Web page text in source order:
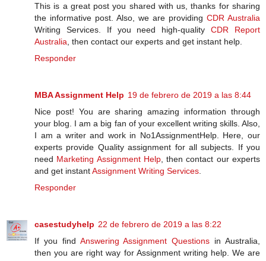
This is a great post you shared with us, thanks for sharing
the informative post. Also, we are providing CDR Australia
Writing Services. If you need high-qualityCDR Report
Australia , then contact our experts and get instant help.
Responder
MBA Assignment Help 19 de febrero de 2019 a las 8:44
Nice post! You are sharing amazing information through
your blog. I am a big fan of your excellent writing skills. Also,
I am a writer and work in No1AssignmentHelp. Here, our
experts provide Quality assignment for all subjects. If you
need Marketing Assignment Help, then contact our experts
and get instantAssignment Writing Services
Responder
casestudyhelp 22 de febrero de 2019 a las 8:22
If you find Answering Assignment Questions in Australia,
then you are right way for Assignment writing help. We are